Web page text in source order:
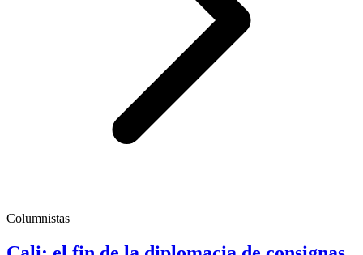
Columnistas